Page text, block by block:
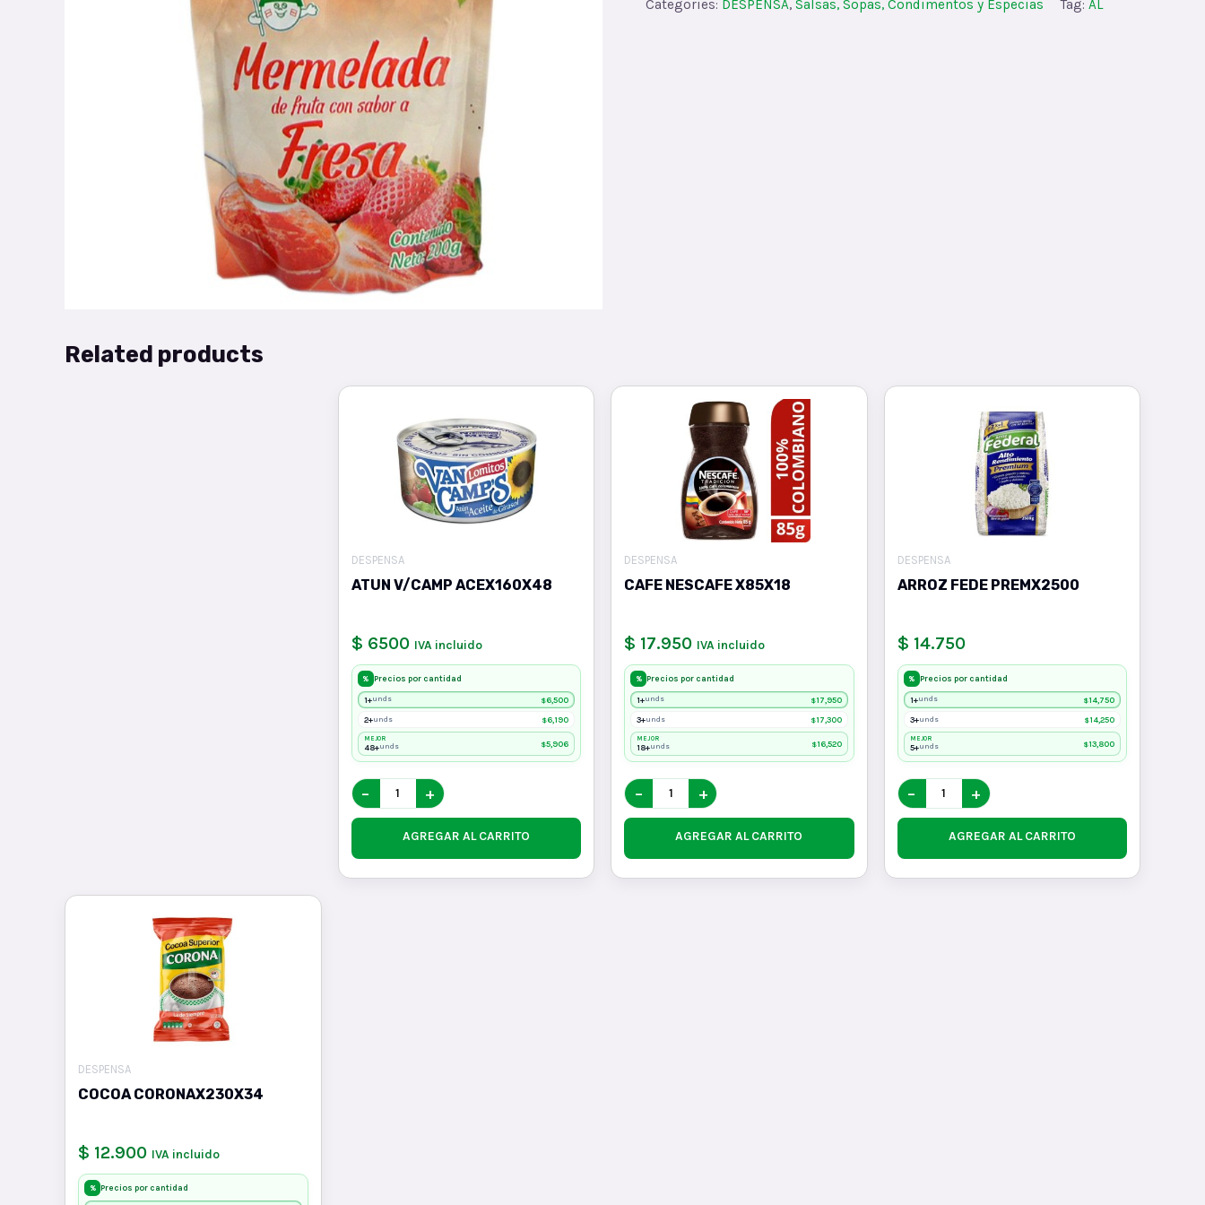
Categories: DESPENSA, Salsas, Sopas, Condimentos y Especias Tag: AL
Related products
DESPENSA
ATUN V/CAMP ACEX160X48
$ 6500 IVA incluido
% Precios por cantidad
1+unds $6,500
2+unds $6,190
MEJOR
48+unds $5,906
− +
AGREGAR AL CARRITO
DESPENSA
CAFE NESCAFE X85X18
$ 17.950 IVA incluido
% Precios por cantidad
1+unds $17,950
3+unds $17,300
MEJOR
18+unds $16,520
− +
AGREGAR AL CARRITO
DESPENSA
ARROZ FEDE PREMX2500
$ 14.750
% Precios por cantidad
1+unds $14,750
3+unds $14,250
MEJOR
5+unds $13,800
− +
AGREGAR AL CARRITO
DESPENSA
COCOA CORONAX230X34
$ 12.900 IVA incluido
% Precios por cantidad